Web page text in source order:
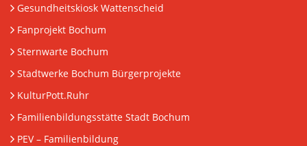
Gesundheitskiosk Wattenscheid
Fanprojekt Bochum
Sternwarte Bochum
Stadtwerke Bochum Bürgerprojekte
KulturPott.Ruhr
Familienbildungsstätte Stadt Bochum
PEV– Familienbildung